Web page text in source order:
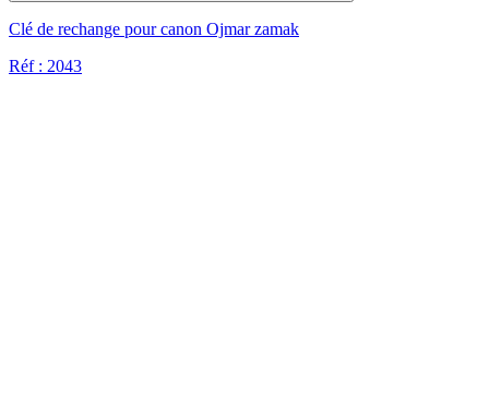
Clé de rechange pour canon Ojmar zamak
Réf : 2043